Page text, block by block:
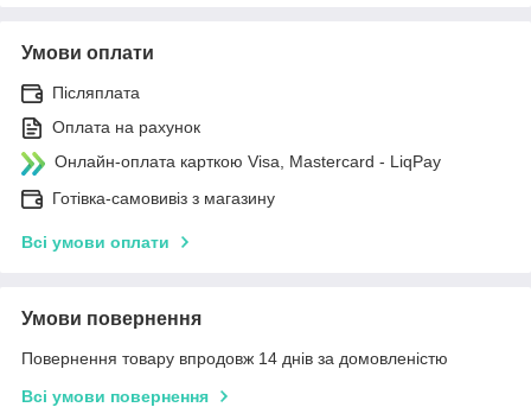
Умови оплати
Післяплата
Оплата на рахунок
Онлайн-оплата карткою Visa, Mastercard - LiqPay
Готівка-самовивіз з магазину
Всі умови оплати
Умови повернення
Повернення товару впродовж 14 днів за домовленістю
Всі умови повернення